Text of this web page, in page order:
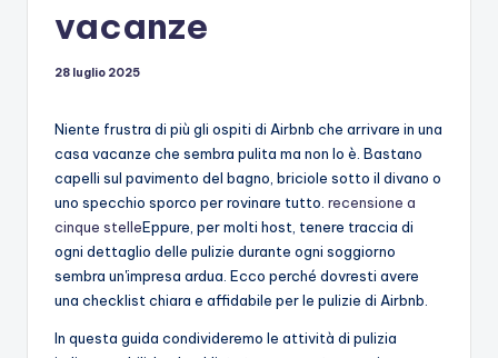
vacanze
28 luglio 2025
Niente frustra di più gli ospiti di Airbnb che arrivare in una
casa vacanze che sembra pulita ma non lo è. Bastano
capelli sul pavimento del bagno, briciole sotto il divano o
uno specchio sporco per rovinare tutto. recensione a
cinque stelleEppure, per molti host, tenere traccia di
ogni dettaglio delle pulizie durante ogni soggiorno
sembra un'impresa ardua. Ecco perché dovresti avere
una checklist chiara e affidabile per le pulizie di Airbnb.
In questa guida condivideremo le attività di pulizia